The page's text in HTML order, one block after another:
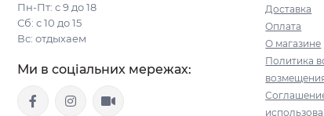
Пн-Пт: с 9 до 18
Сб: с 10 до 15
Вс: отдыхаем
Ми в соціальних мережах:
Доставка
Оплата
О магазине
Политика